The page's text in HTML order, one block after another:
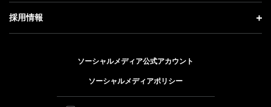
ガバナンス
人材戦略
経営方針
個人投資家の皆さまへ
株式と社債について
サステナビリティ トップ
トップメッセージ
ESG方針・体制
採用情報
ソーシャルメディア公式アカウント
ソーシャルメディアポリシー